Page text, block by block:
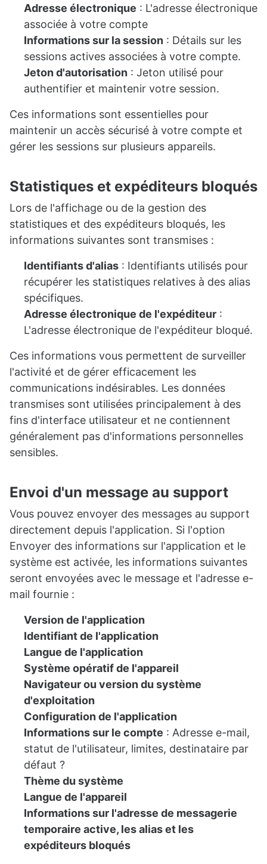
Adresse électronique : L'adresse électronique
associée à votre compte
Informations sur la session : Détails sur les
sessions actives associées à votre compte.
Jeton d'autorisation : Jeton utilisé pour
authentifier et maintenir votre session.
Ces informations sont essentielles pour
maintenir un accès sécurisé à votre compte et
gérer les sessions sur plusieurs appareils.
Statistiques et expéditeurs bloqués
Lors de l'affichage ou de la gestion des
statistiques et des expéditeurs bloqués, les
informations suivantes sont transmises :
Identifiants d'alias : Identifiants utilisés pour
récupérer les statistiques relatives à des alias
spécifiques.
Adresse électronique de l'expéditeur :
L'adresse électronique de l'expéditeur bloqué.
Ces informations vous permettent de surveiller
l'activité et de gérer efficacement les
communications indésirables. Les données
transmises sont utilisées principalement à des
fins d'interface utilisateur et ne contiennent
généralement pas d'informations personnelles
sensibles.
Envoi d'un message au support
Vous pouvez envoyer des messages au support
directement depuis l'application. Si l'option
Envoyer des informations sur l'application et le
système est activée, les informations suivantes
seront envoyées avec le message et l'adresse e-
mail fournie :
Version de l'application
Identifiant de l'application
Langue de l'application
Système opératif de l'appareil
Navigateur ou version du système
d'exploitation
Configuration de l'application
Informations sur le compte : Adresse e-mail,
statut de l'utilisateur, limites, destinataire par
défaut ?
Thème du système
Langue de l'appareil
Informations sur l'adresse de messagerie
temporaire active, les alias et les
expéditeurs bloqués